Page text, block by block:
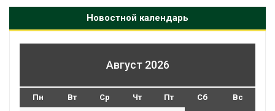
Новостной календарь
Август 2026
Пн Вт Ср Чт Пт Сб Вс